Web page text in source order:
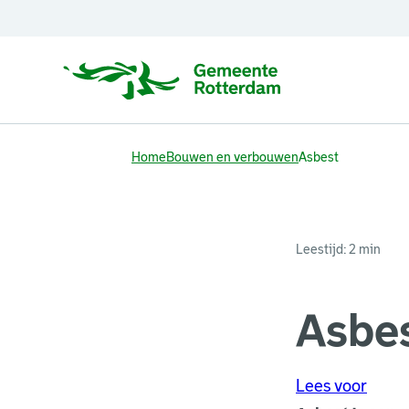
HomeBouwen en verbouwenAsbest
Leestijd: 2 min
Lees voor